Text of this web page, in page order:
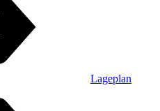
Lageplan